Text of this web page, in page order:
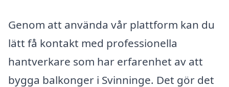
Genom att använda vår plattform kan du
lätt få kontakt med professionella
hantverkare som har erfarenhet av att
bygga balkonger i Svinninge. Det gör det